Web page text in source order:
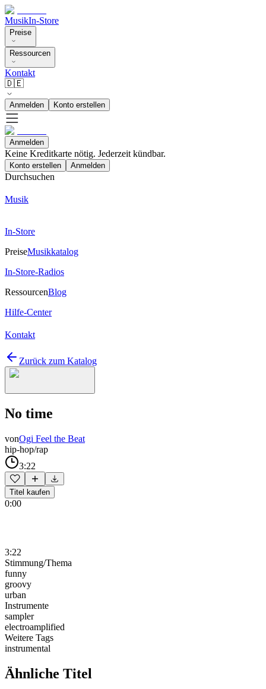
MusikIn-Store
Preise
Ressourcen
Kontakt
🇩🇪
Anmelden Konto erstellen
Anmelden
Keine Kreditkarte nötig. Jederzeit kündbar.
Konto erstellen Anmelden
Durchsuchen
Musik
In-Store
PreiseMusikkatalog
In-Store-Radios
RessourcenBlog
Hilfe-Center
Kontakt
Zurück zum Katalog
No time
vonOgi Feel the Beat
hip-hop/rap
3:22
Titel kaufen
0:00
3:22
Stimmung/Thema
funny
groovy
urban
Instrumente
sampler
electroamplified
Weitere Tags
instrumental
Ähnliche Titel